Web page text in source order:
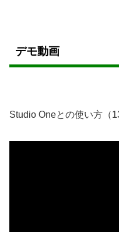
デモ動画
Studio Oneとの使い方（